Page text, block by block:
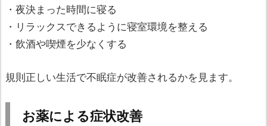
・夜決まった時間に寝る
・リラックスできるように寝室環境を整える
・飲酒や喫煙を少なくする
規則正しい生活で不眠症が改善されるかを見ます。
お薬による症状改善